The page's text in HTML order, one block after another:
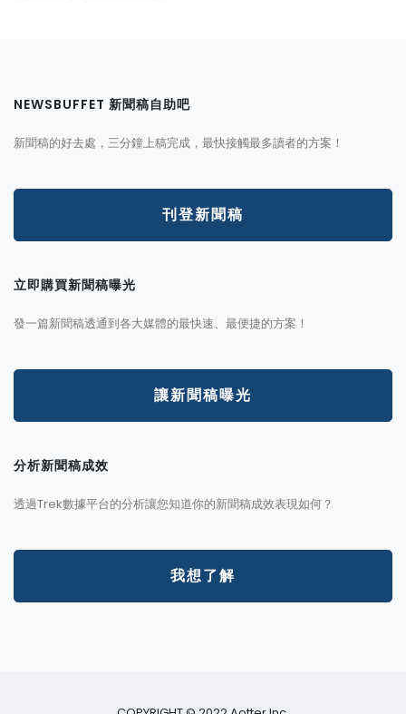
NEWSBUFFET 新聞稿自助吧
新聞稿的好去處，三分鐘上稿完成，最快接觸最多讀者的方案！
刊登新聞稿
立即購買新聞稿曝光
發一篇新聞稿透通到各大媒體的最快速、最便捷的方案！
讓新聞稿曝光
分析新聞稿成效
透過Trek數據平台的分析讓您知道你的新聞稿成效表現如何？
我想了解